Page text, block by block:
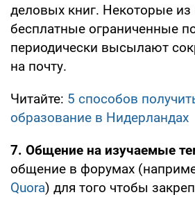
деловых книг. Некоторые
бесплатные ограниченные
периодически высылают
на почту.
Читайте: 5 способов
образование в Нидерландах
7. Общение на изучаемые
общение в форумах
Quora) для того чтобы